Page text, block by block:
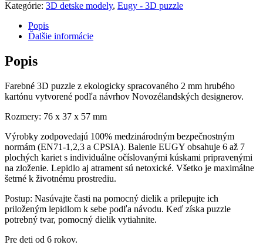
Kategórie: 3D detske modely, Eugy - 3D puzzle
Popis
Ďalšie informácie
Popis
Farebné 3D puzzle z ekologicky spracovaného 2 mm hrubého
kartónu vytvorené podľa návrhov Novozélandských designerov.
Rozmery: 76 x 37 x 57 mm
Výrobky zodpovedajú 100% medzinárodným bezpečnostným
normám (EN71-1,2,3 a CPSIA). Balenie EUGY obsahuje 6 až 7
plochých kariet s individuálne očíslovanými kúskami pripravenými
na zloženie. Lepidlo aj atrament sú netoxické. Všetko je maximálne
šetrné k životnému prostrediu.
Postup: Nasúvajte časti na pomocný dielik a prilepujte ich
priloženým lepidlom k sebe podľa návodu. Keď získa puzzle
potrebný tvar, pomocný dielik vytiahnite.
Pre deti od 6 rokov.